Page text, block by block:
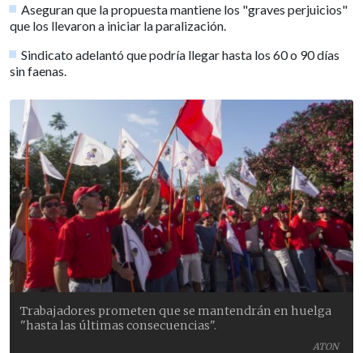
Aseguran que la propuesta mantiene los "graves perjuicios"
que los llevaron a iniciar la paralización.
Sindicato adelantó que podría llegar hasta los 60 o 90 días
sin faenas.
ATON
Trabajadores prometen que se mantendrán en huelga
"hasta las últimas consecuencias".